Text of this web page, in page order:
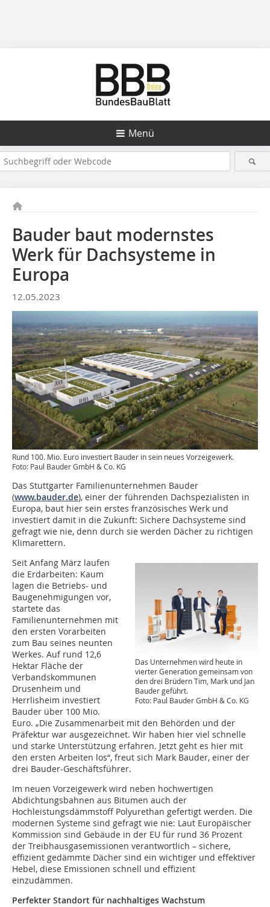
Menü
Bauder baut modernstes
Werk für Dachsysteme in
Europa
12.05.2023
Rund 100. Mio. Euro investiert Bauder in sein neues Vorzeigewerk.
Foto: Paul Bauder GmbH & Co. KG
Das Stuttgarter Familienunternehmen Bauder
(www.bauder.de), einer der führenden Dachspezialisten in
Europa, baut hier sein erstes französisches Werk und
investiert damit in die Zukunft: Sichere Dachsysteme sind
gefragt wie nie, denn durch sie werden Dächer zu richtigen
Klimarettern.
Das Unternehmen wird heute in
vierter Generation gemeinsam von
den drei Brüdern Tim, Mark und Jan
Bauder geführt.
Foto: Paul Bauder GmbH & Co. KG
Seit Anfang März laufen
die Erdarbeiten: Kaum
lagen die Betriebs- und
Baugenehmigungen vor,
startete das
Familienunternehmen mit
den ersten Vorarbeiten
zum Bau seines neunten
Werkes. Auf rund 12,6
Hektar Fläche der
Verbandskommunen
Drusenheim und
Herrlisheim investiert
Bauder über 100 Mio.
Euro. „Die Zusammenarbeit mit den Behörden und der
Präfektur war ausgezeichnet. Wir haben hier viel schnelle
und starke Unterstützung erfahren. Jetzt geht es hier mit
den ersten Arbeiten los“, freut sich Mark Bauder, einer der
drei Bauder-Geschäftsführer.
Im neuen Vorzeigewerk wird neben hochwertigen
Abdichtungsbahnen aus Bitumen auch der
Hochleistungsdämmstoff Polyurethan gefertigt werden. Die
modernen Systeme sind gefragt wie nie: Laut Europäischer
Kommission sind Gebäude in der EU für rund 36 Prozent
der Treibhausgasemissionen verantwortlich – sichere,
effizient gedämmte Dächer sind ein wichtiger und effektiver
Hebel, diese Emissionen schnell und effizient
einzudämmen.
Perfekter Standort für nachhaltiges Wachstum